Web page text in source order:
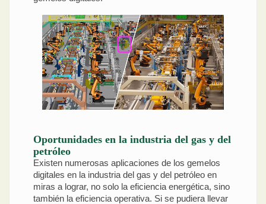
Oportunidades en la industria del gas y del
petróleo
Existen numerosas aplicaciones de los gemelos
digitales en la industria del gas y del petróleo en
miras a lograr, no solo la eficiencia energética, sino
también la eficiencia operativa. Si se pudiera llevar